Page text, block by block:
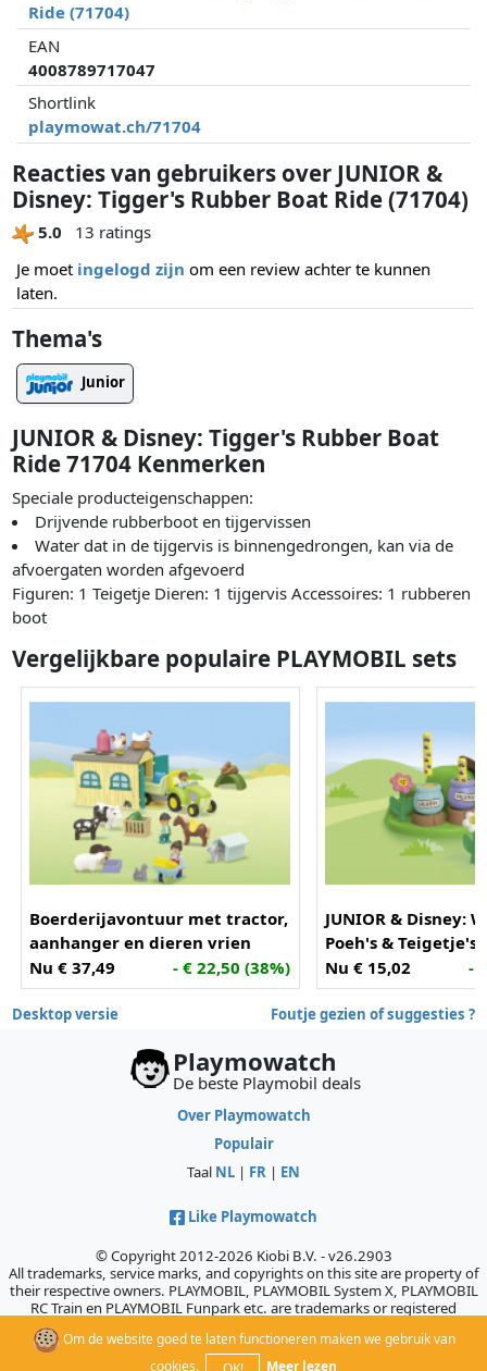
Ride (71704)
EAN
4008789717047
Shortlink
playmowat.ch/71704
Reacties van gebruikers over JUNIOR &
Disney: Tigger's Rubber Boat Ride (71704)
5.0
13 ratings
Je moet ingelogd zijn om een review achter te kunnen
laten.
Thema's
Junior
JUNIOR & Disney: Tigger's Rubber Boat
Ride 71704 Kenmerken
Speciale producteigenschappen:
Drijvende rubberboot en tijgervissen
Water dat in de tijgervis is binnengedrongen, kan via de
afvoergaten worden afgevoerd
Figuren: 1 Teigetje Dieren: 1 tijgervis Accessoires: 1 rubberen
boot
Vergelijkbare populaire PLAYMOBIL sets
Boerderijavontuur met tractor,
aanhanger en dieren vrien
(71656)
Nu € 37,49 - € 22,50 (38%)
JUNIOR & Disney:
Poeh's &
(71694)
Nu € 15,02 -
Desktop versie Foutje gezien of suggesties ?
Om de website goed te laten functioneren maken we gebruik van
cookies.
Meer lezen
Playmowatch
De beste Playmobil deals
Over Playmowatch
Populair
Taal NL | FR | EN
Like Playmowatch
© Copyright 2012-2026 Kiobi B.V. - v26.2903
All trademarks, service marks, and copyrights on this site are property of
their respective owners. PLAYMOBIL, PLAYMOBIL System X, PLAYMOBIL
RC Train en PLAYMOBIL Funpark etc. are trademarks or registered
trademarks of Geobra Brandstätter GmbH & Co. KG., which does not
sponsor, authorize, or endorse this site.